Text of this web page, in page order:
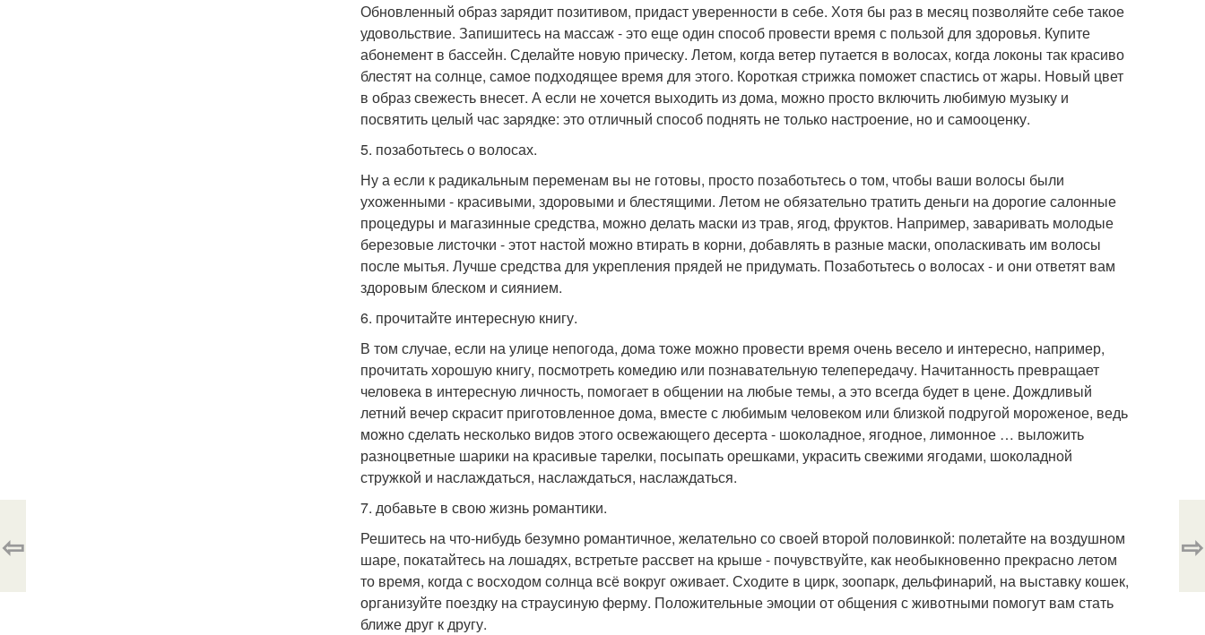
Обновленный образ зарядит позитивом, придаст уверенности в себе. Хотя бы раз в месяц позволяйте себе такое
удовольствие. Запишитесь на массаж - это еще один способ провести время с пользой для здоровья. Купите
абонемент в бассейн. Сделайте новую прическу. Летом, когда ветер путается в волосах, когда локоны так красиво
блестят на солнце, самое подходящее время для этого. Короткая стрижка поможет спастись от жары. Новый цвет
в образ свежесть внесет. А если не хочется выходить из дома, можно просто включить любимую музыку и
посвятить целый час зарядке: это отличный способ поднять не только настроение, но и самооценку.
5. позаботьтесь о волосах.
Ну а если к радикальным переменам вы не готовы, просто позаботьтесь о том, чтобы ваши волосы были
ухоженными - красивыми, здоровыми и блестящими. Летом не обязательно тратить деньги на дорогие салонные
процедуры и магазинные средства, можно делать маски из трав, ягод, фруктов. Например, заваривать молодые
березовые листочки - этот настой можно втирать в корни, добавлять в разные маски, ополаскивать им волосы
после мытья. Лучше средства для укрепления прядей не придумать. Позаботьтесь о волосах - и они ответят вам
здоровым блеском и сиянием.
6. прочитайте интересную книгу.
В том случае, если на улице непогода, дома тоже можно провести время очень весело и интересно, например,
прочитать хорошую книгу, посмотреть комедию или познавательную телепередачу. Начитанность превращает
человека в интересную личность, помогает в общении на любые темы, а это всегда будет в цене. Дождливый
летний вечер скрасит приготовленное дома, вместе с любимым человеком или близкой подругой мороженое, ведь
можно сделать несколько видов этого освежающего десерта - шоколадное, ягодное, лимонное … выложить
разноцветные шарики на красивые тарелки, посыпать орешками, украсить свежими ягодами, шоколадной
стружкой и наслаждаться, наслаждаться, наслаждаться.
7. добавьте в свою жизнь романтики.
Решитесь на что-нибудь безумно романтичное, желательно со своей второй половинкой: полетайте на воздушном
шаре, покатайтесь на лошадях, встретьте рассвет на крыше - почувствуйте, как необыкновенно прекрасно летом
то время, когда с восходом солнца всё вокруг оживает. Сходите в цирк, зоопарк, дельфинарий, на выставку кошек,
организуйте поездку на страусиную ферму. Положительные эмоции от общения с животными помогут вам стать
ближе друг к другу.
⇦ ⇨